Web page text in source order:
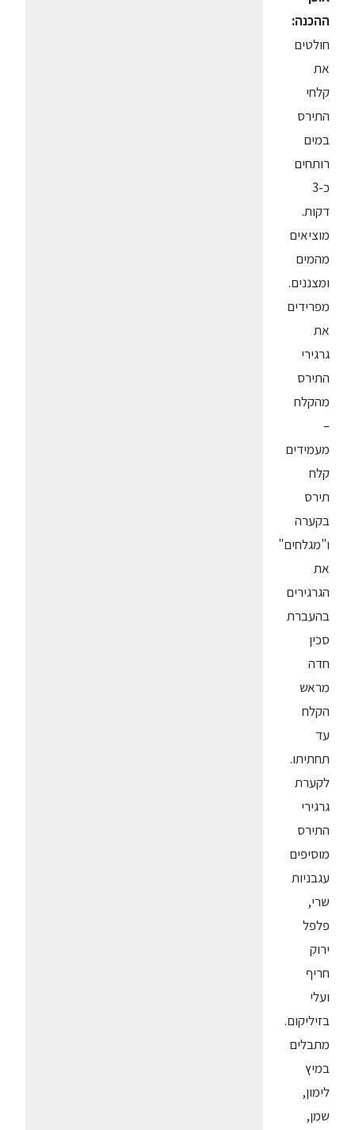
ההכנה:
חולטים
את
קלחי
התירס
במים
רותחים
כ-3
דקות.
מוציאים
מהמים
ומצננים.
מפרידים
את
גרגירי
התירס
מהקלח
–
מעמידים
קלח
תירס
בקערה
ו"מגלחים"
את
הגרגירים
בהעברת
סכין
חדה
מראש
הקלח
עד
תחתיתו.
לקערת
גרגירי
התירס
מוסיפים
עגבניות
שרי,
פלפל
ירוק
חריף
ועלי
בזיליקום.
מתבלים
במיץ
לימון,
שמן,